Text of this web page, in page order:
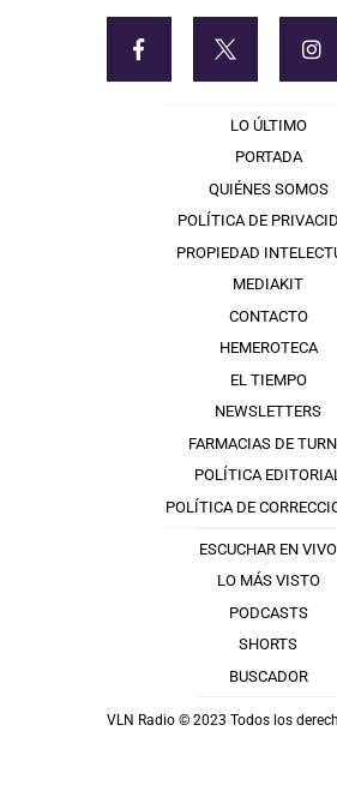
LO ÚLTIMO
PORTADA
QUIÉNES SOMOS
POLÍTICA DE
PROPIEDAD
MEDIAKIT
CONTACTO
HEMEROTECA
EL TIEMPO
NEWSLETTERS
FARMACIAS DE
POLÍTICA
POLÍTICA DE
ESCUCHAR EN VIVO
LO MÁS VISTO
PODCASTS
SHORTS
BUSCADOR
VLN Radio © 2023 Todos los